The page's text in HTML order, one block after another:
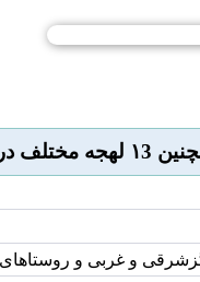
و نواحی کوهستانی مازندران وجود دارد.
و غربی و